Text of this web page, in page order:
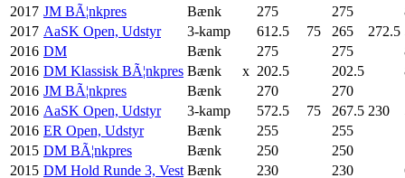
2017 JM BÃ¦nkpres Bænk 275 275
2017 AaSK Open, Udstyr 3-kamp 612.5 75 265 272.5
2016 DM Bænk 275 275
2016 DM Klassisk BÃ¦nkpres Bænk x 202.5 202.5
2016 JM BÃ¦nkpres Bænk 270 270
2016 AaSK Open, Udstyr 3-kamp 572.5 75 267.5 230
2016 ER Open, Udstyr Bænk 255 255
2015 DM BÃ¦nkpres Bænk 250 250
2015 DM Hold Runde 3, Vest Bænk 230 230